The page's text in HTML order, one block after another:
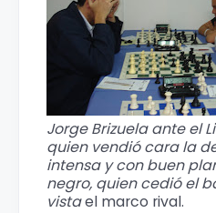
Jorge Brizuela ante el
quien vendió cara la
intensa y con buen
negro, quien cedió el
vistael marco rival.